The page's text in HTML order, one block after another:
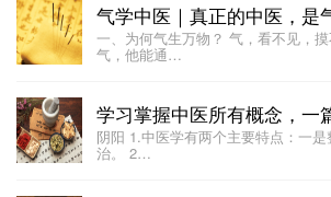
气学中医｜真正的中医，是
一、为何气生万物？ 气，看不见，
气，他能通…
学习掌握中医所有概念，一
阴阳 1.中医学有两个主要特点：一
治。 2…